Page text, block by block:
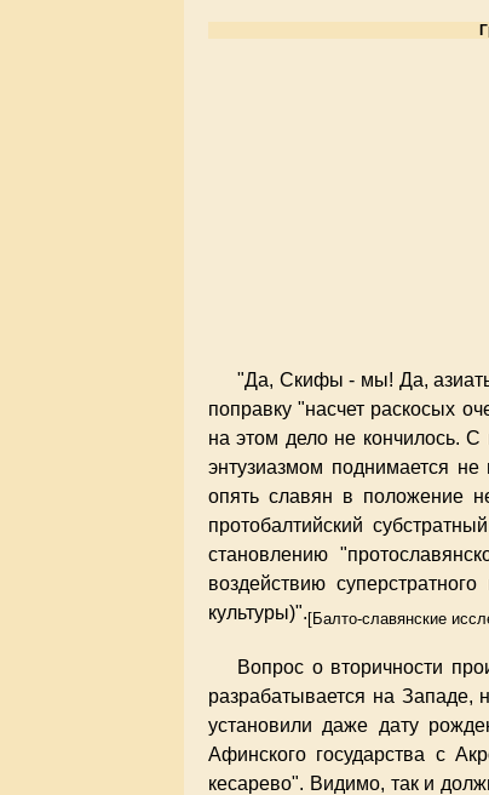
"Да, Скифы - мы! Да,
поправку "насчет раскосых
на этом дело не кончилось.
энтузиазмом поднимается
опять славян в положение
протобалтийский
становлению
воздействию
культуры)". [Балто-славянские
Вопрос о вторичности
разрабатывается на Западе,
установили даже дату
Афинского государства с
кесарево". Видимо, так и